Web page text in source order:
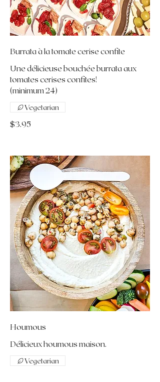
Burrata à la tomate cerise confite
Une délicieuse bouchée burrata aux
tomates cerises confites!
(minimum 24)
$3.95
Vegetarian
Houmous
Délicieux houmous maison.
Vegetarian